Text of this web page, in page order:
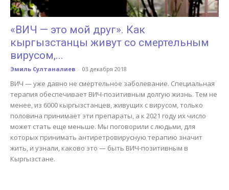
«ВИЧ — это мой друг». Как
кыргызстанцы живут со смертельным
вирусом,...
Эмиль Султаналиев - 03 декабря 2018
ВИЧ — уже давно не смертельное заболевание. Специальная
терапия обеспечивает ВИЧ-позитивным долгую жизнь. Тем не
менее, из 6000 кыргызстанцев, живущих с вирусом, только
половина принимает эти препараты, а к 2021 году их число
может стать еще меньше. Мы поговорили с людьми, для
которых принимать антиретровирусную терапию значит
жить, и узнали, каково это — быть ВИЧ-позитивным в
Кыргызстане.